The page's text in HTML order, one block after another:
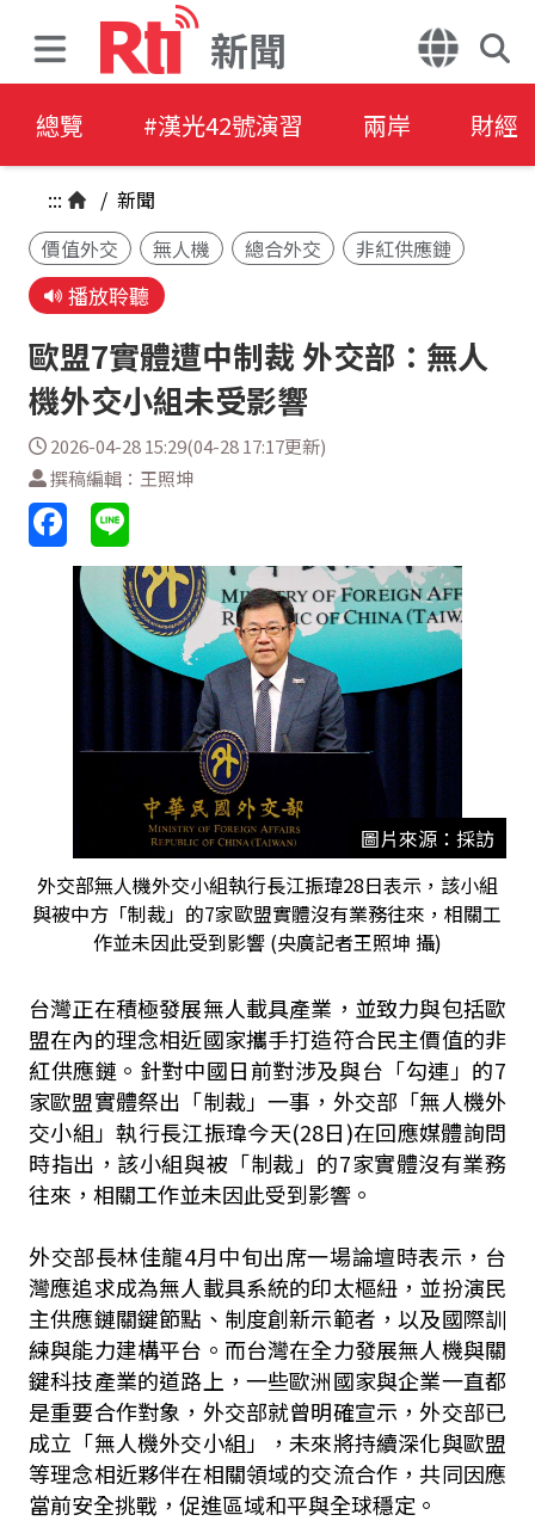
新聞
總覽 #漢光42號演習 兩岸 財經
::: / 新聞
價值外交
無人機 總合外交 非紅供應鏈
播放聆聽
歐盟7實體遭中制裁 外交部：無人
機外交小組未受影響
2026-04-28 15:29(04-28 17:17更新)
撰稿編輯：王照坤
圖片來源：採訪
外交部無人機外交小組執行長江振瑋28日表示，該小組
與被中方「制裁」的7家歐盟實體沒有業務往來，相關工
作並未因此受到影響 (央廣記者王照坤 攝)
台灣正在積極發展無人載具產業，並致力與包括歐
盟在內的理念相近國家攜手打造符合民主價值的非
紅供應鏈。針對中國日前對涉及與台「勾連」的7
家歐盟實體祭出「制裁」一事，外交部「無人機外
交小組」執行長江振瑋今天(28日)在回應媒體詢問
時指出，該小組與被「制裁」的7家實體沒有業務
往來，相關工作並未因此受到影響。
外交部長林佳龍4月中旬出席一場論壇時表示，台
灣應追求成為無人載具系統的印太樞紐，並扮演民
主供應鏈關鍵節點、制度創新示範者，以及國際訓
練與能力建構平台。而台灣在全力發展無人機與關
鍵科技產業的道路上，一些歐洲國家與企業一直都
是重要合作對象，外交部就曾明確宣示，外交部已
成立「無人機外交小組」，未來將持續深化與歐盟
等理念相近夥伴在相關領域的交流合作，共同因應
當前安全挑戰，促進區域和平與全球穩定。